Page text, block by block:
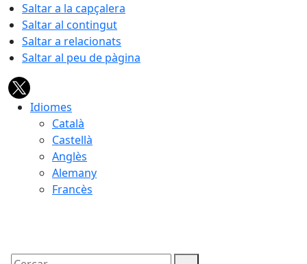
Saltar a la capçalera
Saltar al contingut
Saltar a relacionats
Saltar al peu de pàgina
Idiomes
Català
Castellà
Anglès
Alemany
Francès